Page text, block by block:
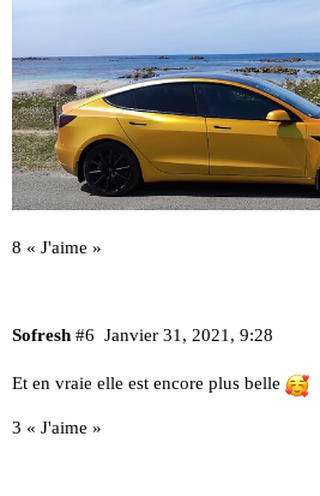
8 « J'aime »
Sofresh Janvier 31, 2021, 9:28
#6
Et en vraie elle est encore plus belle
3 « J'aime »